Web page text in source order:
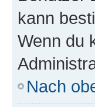
kann
Wenn du
Nach